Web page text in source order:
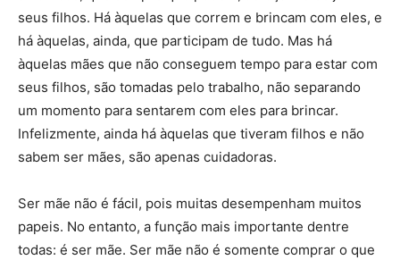
seus filhos. Há àquelas que correm e brincam com eles, e
há àquelas, ainda, que participam de tudo. Mas há
àquelas mães que não conseguem tempo para estar com
seus filhos, são tomadas pelo trabalho, não separando
um momento para sentarem com eles para brincar.
Infelizmente, ainda há àquelas que tiveram filhos e não
sabem ser mães, são apenas cuidadoras.
Ser mãe não é fácil, pois muitas desempenham muitos
papeis. No entanto, a função mais importante dentre
todas: é ser mãe. Ser mãe não é somente comprar o que